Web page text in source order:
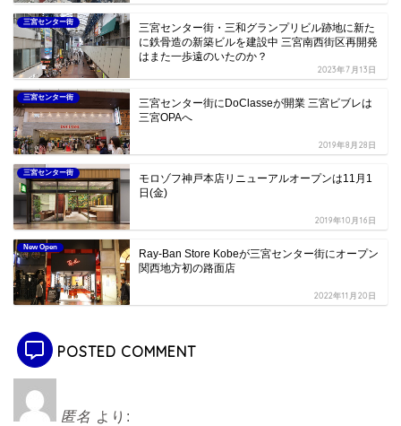
三宮センター街
三宮センター街・三和グランプリビル跡地に新た
に鉄骨造の新築ビルを建設中 三宮南西街区再開発
はまた一歩遠のいたのか？
2023年7月13日
三宮センター街
三宮センター街にDoClasseが開業 三宮ビブレは
三宮OPAへ
2019年8月28日
三宮センター街
モロゾフ神戸本店リニューアルオープンは11月1
日(金)
2019年10月16日
New Open
Ray-Ban Store Kobeが三宮センター街にオープン
関西地方初の路面店
2022年11月20日
POSTED COMMENT
匿名 より: